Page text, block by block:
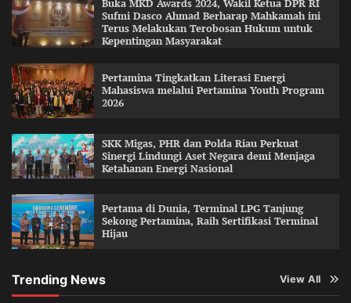
Buka MKD Awards 2024, Wakil Ketua DPR RI
Sufmi Dasco Ahmad Berharap Mahkamah ini
Terus Melakukan Terobosan Hukum untuk
Kepentingan Masyarakat
Pertamina Tingkatkan Literasi Energi
Mahasiswa melalui Pertamina Youth Program
2026
SKK Migas, PHR dan Polda Riau Perkuat
Sinergi Lindungi Aset Negara demi Menjaga
Ketahanan Energi Nasional
Pertama di Dunia, Terminal LPG Tanjung
Sekong Pertamina, Raih Sertifikasi Terminal
Hijau
Trending News View All